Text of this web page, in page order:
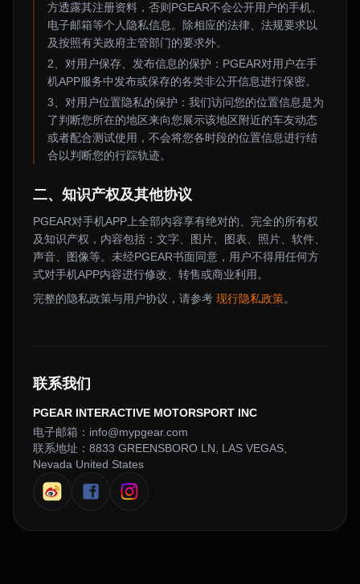
方透露其注册资料，否则PGEAR不会公开用户的手机、
电子邮箱等个人隐私信息。除相应的法律、法规要求以
及按照有关政府主管部门的要求外。
2、对用户保存、发布信息的保护：PGEAR对用户在手
机APP服务中发布或保存的各类非公开信息进行保密。
3、对用户位置隐私的保护：我们访问您的位置信息是为
了判断您所在的地区来向您展示该地区附近的车友动态
或者配合测试使用，不会将您各时段的位置信息进行结
合以判断您的行踪轨迹。
二、知识产权及其他协议
PGEAR对手机APP上全部内容享有绝对的、完全的所有权
及知识产权，内容包括：文字、图片、图表、照片、软件、
声音、图像等。未经PGEAR书面同意，用户不得用任何方
式对手机APP内容进行修改、转售或商业利用。
完整的隐私政策与用户协议，请参考 现行隐私政策。
联系我们
PGEAR INTERACTIVE MOTORSPORT INC
电子邮箱：info@mypgear.com
联系地址：8833 GREENSBORO LN, LAS VEGAS,
Nevada United States